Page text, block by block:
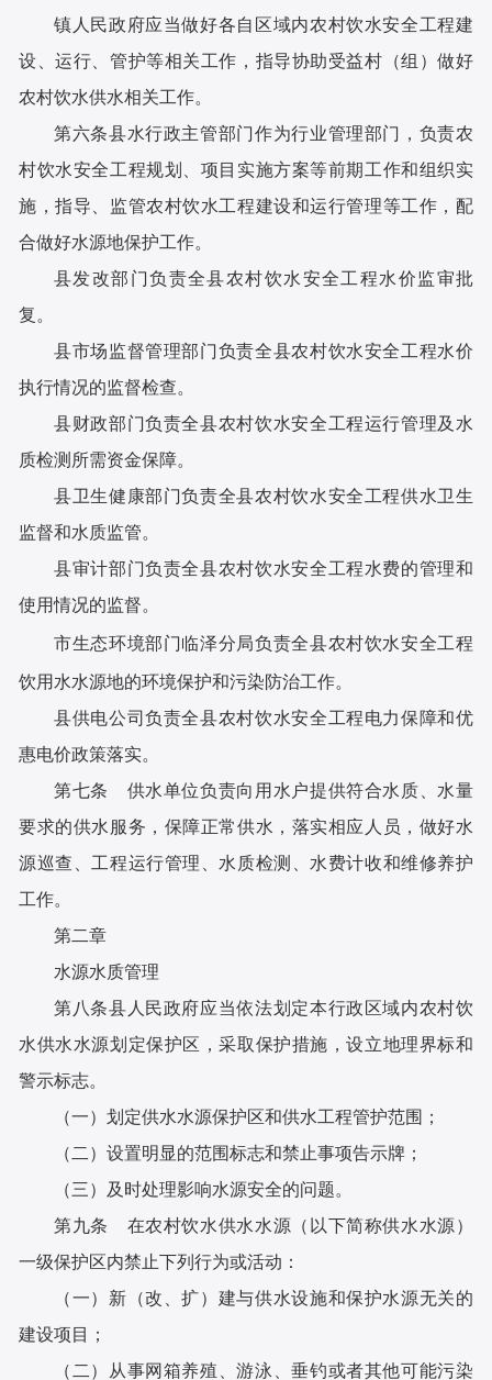
镇人民政府应当做好各自区域内农村饮水安全工程建
设、运行、管护等相关工作，指导协助受益村（组）做好
农村饮水供水相关工作。
第六条县水行政主管部门作为行业管理部门，负责农
村饮水安全工程规划、项目实施方案等前期工作和组织实
施，指导、监管农村饮水工程建设和运行管理等工作，配
合做好水源地保护工作。
县发改部门负责全县农村饮水安全工程水价监审批
复。
县市场监督管理部门负责全县农村饮水安全工程水价
执行情况的监督检查。
县财政部门负责全县农村饮水安全工程运行管理及水
质检测所需资金保障。
县卫生健康部门负责全县农村饮水安全工程供水卫生
监督和水质监管。
县审计部门负责全县农村饮水安全工程水费的管理和
使用情况的监督。
市生态环境部门临泽分局负责全县农村饮水安全工程
饮用水水源地的环境保护和污染防治工作。
县供电公司负责全县农村饮水安全工程电力保障和优
惠电价政策落实。
第七条 供水单位负责向用水户提供符合水质、水量
要求的供水服务，保障正常供水，落实相应人员，做好水
源巡查、工程运行管理、水质检测、水费计收和维修养护
工作。
第二章
水源水质管理
第八条县人民政府应当依法划定本行政区域内农村饮
水供水水源划定保护区，采取保护措施，设立地理界标和
警示标志。
（一）划定供水水源保护区和供水工程管护范围；
（二）设置明显的范围标志和禁止事项告示牌；
（三）及时处理影响水源安全的问题。
第九条 在农村饮水供水水源（以下简称供水水源）
一级保护区内禁止下列行为或活动：
（一）新（改、扩）建与供水设施和保护水源无关的
建设项目；
（二）从事网箱养殖、游泳、垂钓或者其他可能污染